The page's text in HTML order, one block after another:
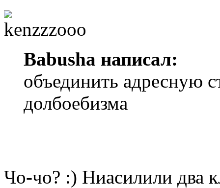
Babusha написал:
объединить адресную
долбоебизма
Чо-чо? :) Ниасилили два